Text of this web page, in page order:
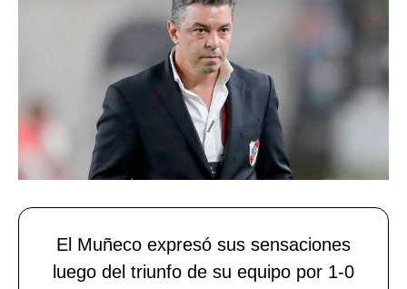
El Muñeco expresó sus sensaciones
luego del triunfo de su equipo por 1-0